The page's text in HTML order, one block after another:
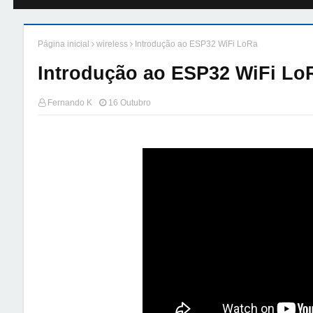
Página inicial wireless Introdução ao ESP32 WiFi LoRa
Introdução ao ESP32 WiFi
Fernando K 16 Outubro